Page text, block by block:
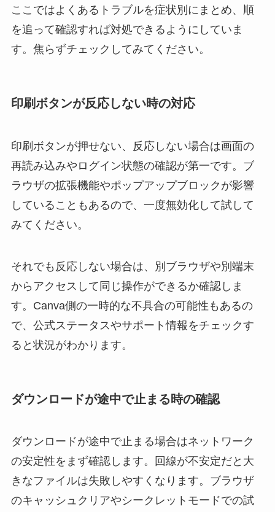
ここではよくあるトラブルを症状別にまとめ、順
を追って確認すれば対処できるようにしていま
す。焦らずチェックしてみてください。
印刷ボタンが反応しない時の対応
印刷ボタンが押せない、反応しない場合は画面の
再読み込みやログイン状態の確認が第一です。ブ
ラウザの拡張機能やポップアップブロックが影響
していることもあるので、一度無効化して試して
みてください。
それでも反応しない場合は、別ブラウザや別端末
からアクセスして同じ操作ができるか確認しま
す。Canva側の一時的な不具合の可能性もあるの
で、公式ステータスやサポート情報をチェックす
ると状況がわかります。
ダウンロードが途中で止まる時の確認
ダウンロードが途中で止まる場合はネットワーク
の安定性をまず確認します。回線が不安定だと大
きなファイルは失敗しやすくなります。ブラウザ
のキャッシュクリアやシークレットモードでの試